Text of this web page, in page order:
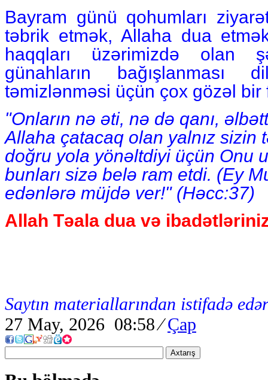
Bayram günü qohumları
təbrik etmək, Allaha dua
haqqları üzərimizdə olan
günahların bağışlanması
təmizlənməsi üçün çox gözəl bir
"Onların nə əti, nə də qanı,
Allaha çatacaq olan yalnız sizin
doğru yola yönəltdiyi üçün Onu
bunları sizə belə ram etdi. (Ey
edənlərə müjdə ver!" (Həсс:37)
Allah Təala dua və
Saytın materiallarından istifadə
27 May, 2026 08:58⁄ Çap
Axtarış